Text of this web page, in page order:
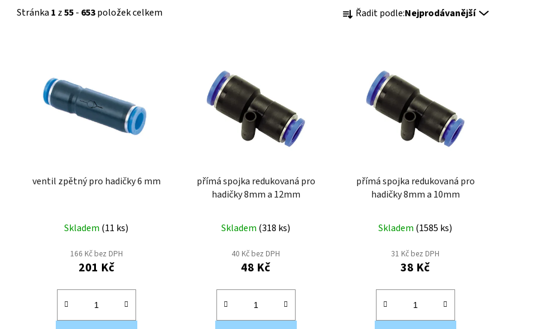
Stránka 1 z55- 653položek celkem a Řadit podle:Nejprodávanější
ventil zpětný pro hadičky 6 mm
Skladem (11 ks)
166 Kč bez DPH
201 Kč
přímá spojka redukovaná pro
hadičky 8mm a 12mm
Skladem (318 ks)
40 Kč bez DPH
48 Kč
přímá spojka redukovaná pro
hadičky 8mm a 10mm
Skladem (1585 ks)
31 Kč bez DPH
38 Kč